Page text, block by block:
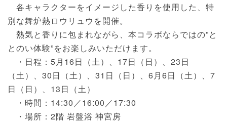
各キャラクターをイメージした香りを使用した、特
別な舞炉熱ロウリュウを開催。
熱気と香りに包まれながら、本コラボならではの”と
とのい体験”をお楽しみいただけます。
・日程：5月16日（土）、17日（日）、23日
（土）、30日（土）、31日（日）、6月6日（土）、7
日（日）、13日（土）
・時間：14:30／16:00／17:30
・場所：2階 岩盤浴 神宮房